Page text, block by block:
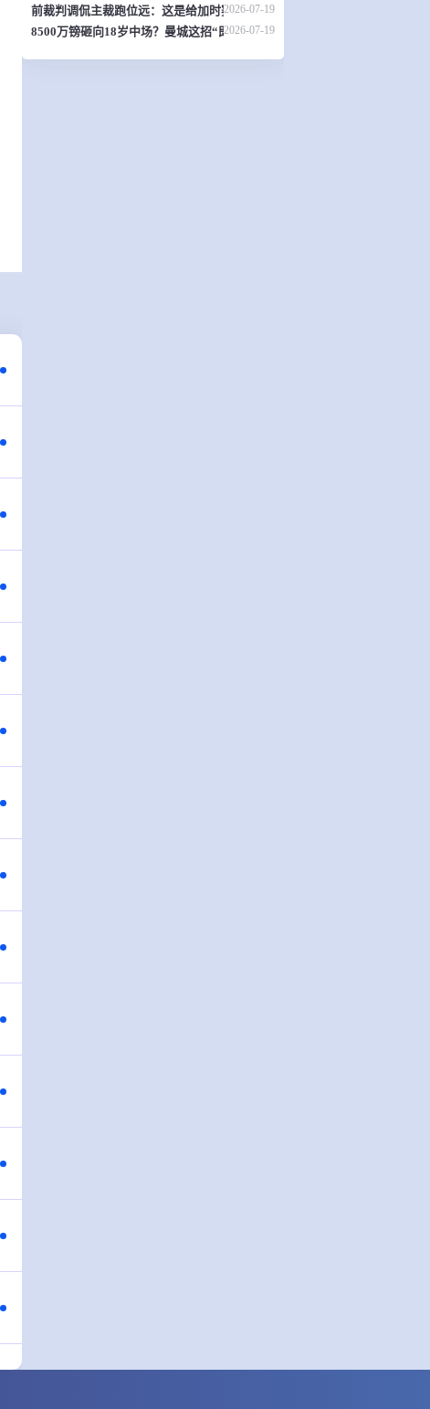
前裁判调侃主裁跑位远：这是给加时赛省体力？
2026-07-19
8500万镑砸向18岁中场？曼城这招“即插即用”让曼联阿森纳怎么接
2026-07-19